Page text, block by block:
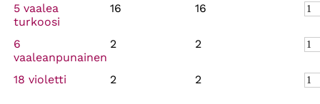
5 vaalea
turkoosi
16 16
6
vaaleanpunainen
2 2
18 violetti 2 2